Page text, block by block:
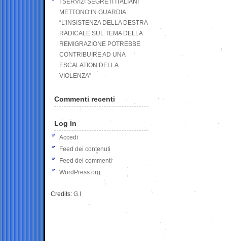
I SERVIZI SEGRETI ITALIANI
METTONO IN GUARDIA:
“L’INSISTENZA DELLA DESTRA
RADICALE SUL TEMA DELLA
REMIGRAZIONE POTREBBE
CONTRIBUIRE AD UNA
ESCALATION DELLA
VIOLENZA”
Commenti recenti
Log In
Accedi
Feed dei contenuti
Feed dei commenti
WordPress.org
Credits: G.I